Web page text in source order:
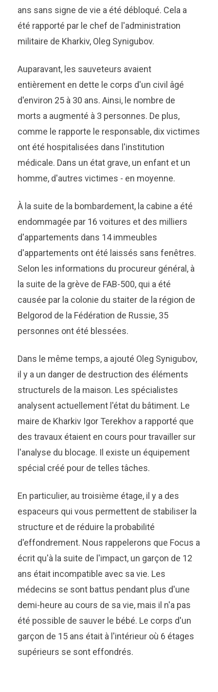
ans sans signe de vie a été débloqué. Cela a
été rapporté par le chef de l'administration
militaire de Kharkiv, Oleg Synigubov.
Auparavant, les sauveteurs avaient
entièrement en dette le corps d'un civil âgé
d'environ 25 à 30 ans. Ainsi, le nombre de
morts a augmenté à 3 personnes. De plus,
comme le rapporte le responsable, dix victimes
ont été hospitalisées dans l'institution
médicale. Dans un état grave, un enfant et un
homme, d'autres victimes - en moyenne.
À la suite de la bombardement, la cabine a été
endommagée par 16 voitures et des milliers
d'appartements dans 14 immeubles
d'appartements ont été laissés sans fenêtres.
Selon les informations du procureur général, à
la suite de la grève de FAB-500, qui a été
causée par la colonie du staiter de la région de
Belgorod de la Fédération de Russie, 35
personnes ont été blessées.
Dans le même temps, a ajouté Oleg Synigubov,
il y a un danger de destruction des éléments
structurels de la maison. Les spécialistes
analysent actuellement l'état du bâtiment. Le
maire de Kharkiv Igor Terekhov a rapporté que
des travaux étaient en cours pour travailler sur
l'analyse du blocage. Il existe un équipement
spécial créé pour de telles tâches.
En particulier, au troisième étage, il y a des
espaceurs qui vous permettent de stabiliser la
structure et de réduire la probabilité
d'effondrement. Nous rappelerons que Focus a
écrit qu'à la suite de l'impact, un garçon de 12
ans était incompatible avec sa vie. Les
médecins se sont battus pendant plus d'une
demi-heure au cours de sa vie, mais il n'a pas
été possible de sauver le bébé. Le corps d'un
garçon de 15 ans était à l'intérieur où 6 étages
supérieurs se sont effondrés.